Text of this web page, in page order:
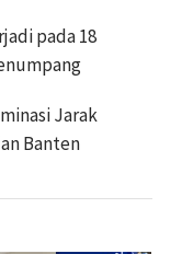
pada 18
Jarak
Banten